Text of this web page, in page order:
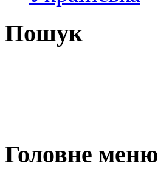
Пошук
Головне меню